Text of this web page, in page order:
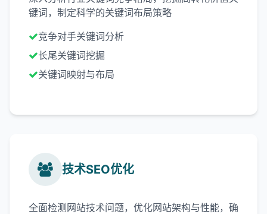
键词，制定科学的关键词布局策略
竞争对手关键词分析
长尾关键词挖掘
关键词映射与布局
技术SEO优化
全面检测网站技术问题，优化网站架构与性能，确